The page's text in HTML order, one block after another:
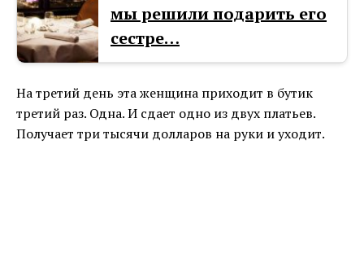
мы решили подарить его
сестре…
На третий день эта женщина приходит в бутик
третий раз. Одна. И сдает одно из двух платьев.
Получает три тысячи долларов на руки и уходит.